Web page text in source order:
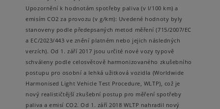
Upozornění k hodnotám spotřeby paliva (v l/100 km) a
emisím CO2 za provozu (v g/km): Uvedené hodnoty byly
stanoveny podle předepsaných metod měření (715/2007/EC
a EC/2023/443 ve znění platném nebo jejich následných
verzích). Od 1. září 2017 jsou určité nové vozy typově
schváleny podle celosvětově harmonizovaného zkušebního
postupu pro osobní a lehká užitková vozidla (Worldwide
Harmonised Light Vehicle Test Procedure, WLTP), což je
nový realističtější zkušební postup pro měření spotřeby
paliva a emisí CO2. Od 1. září 2018 WLTP nahradil nový